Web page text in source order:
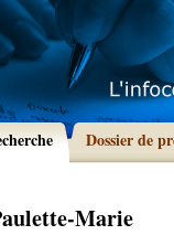
Dossier de
Marie